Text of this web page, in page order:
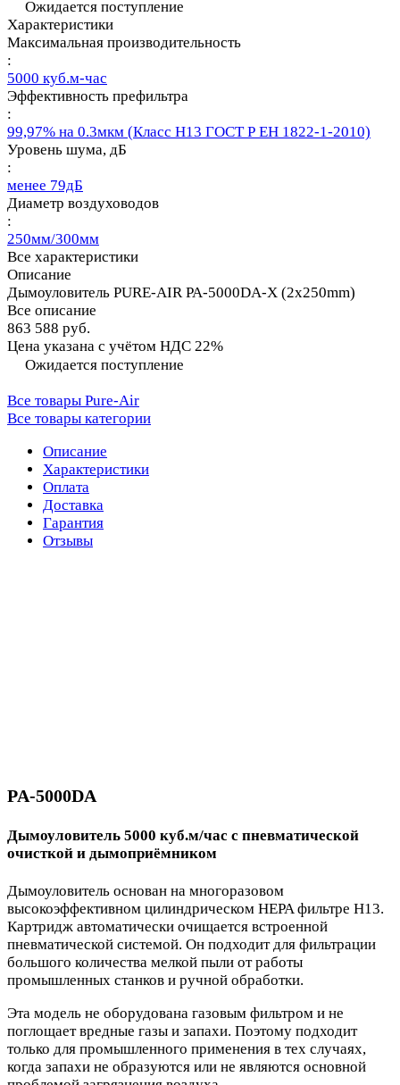
Ожидается поступление
Характеристики
Максимальная производительность
:
5000 куб.м-час
Эффективность префильтра
:
99,97% на 0.3мкм (Класс Н13 ГОСТ Р ЕН 1822-1-2010)
Уровень шума, дБ
:
менее 79дБ
Диаметр воздуховодов
:
250мм/300мм
Все характеристики
Описание
Дымоуловитель PURE-AIR PA-5000DA-X (2x250mm)
Все описание
863 588 руб.
Цена указана с учётом НДС 22%
Ожидается поступление
Все товары Pure-Air
Все товары категории
Описание
Характеристики
Оплата
Доставка
Гарантия
Отзывы
PA-5000DA
Дымоуловитель 5000 куб.м/час с пневматической
очисткой и дымоприёмником
Дымоуловитель основан на многоразовом
высокоэффективном цилиндрическом HEPA фильтре H13.
Картридж автоматически очищается встроенной
пневматической системой. Он подходит для фильтрации
большого количества мелкой пыли от работы
промышленных станков и ручной обработки.
Эта модель не оборудована газовым фильтром и не
поглощает вредные газы и запахи. Поэтому подходит
только для промышленного применения в тех случаях,
когда запахи не образуются или не являются основной